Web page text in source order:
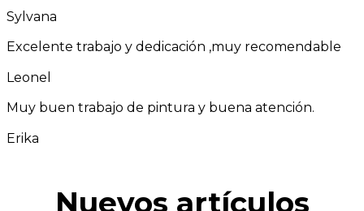
Sylvana
Excelente trabajo y dedicación ,muy recomendable
Leonel
Muy buen trabajo de pintura y buena atención.
Erika
Nuevos artículos